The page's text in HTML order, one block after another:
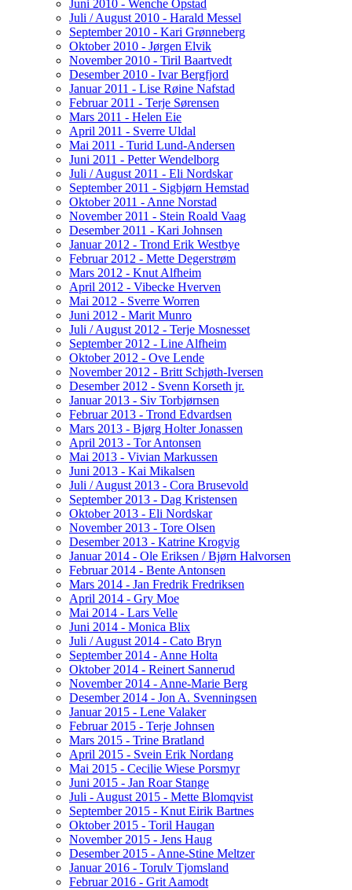
Juni 2010 - Wenche Opstad
Juli / August 2010 - Harald Messel
September 2010 - Kari Grønneberg
Oktober 2010 - Jørgen Elvik
November 2010 - Tiril Baartvedt
Desember 2010 - Ivar Bergfjord
Januar 2011 - Lise Røine Nafstad
Februar 2011 - Terje Sørensen
Mars 2011 - Helen Eie
April 2011 - Sverre Uldal
Mai 2011 - Turid Lund-Andersen
Juni 2011 - Petter Wendelborg
Juli / August 2011 - Eli Nordskar
September 2011 - Sigbjørn Hemstad
Oktober 2011 - Anne Norstad
November 2011 - Stein Roald Vaag
Desember 2011 - Kari Johnsen
Januar 2012 - Trond Erik Westbye
Februar 2012 - Mette Degerstrøm
Mars 2012 - Knut Alfheim
April 2012 - Vibecke Hverven
Mai 2012 - Sverre Worren
Juni 2012 - Marit Munro
Juli / August 2012 - Terje Mosnesset
September 2012 - Line Alfheim
Oktober 2012 - Ove Lende
November 2012 - Britt Schjøth-Iversen
Desember 2012 - Svenn Korseth jr.
Januar 2013 - Siv Torbjørnsen
Februar 2013 - Trond Edvardsen
Mars 2013 - Bjørg Holter Jonassen
April 2013 - Tor Antonsen
Mai 2013 - Vivian Markussen
Juni 2013 - Kai Mikalsen
Juli / August 2013 - Cora Brusevold
September 2013 - Dag Kristensen
Oktober 2013 - Eli Nordskar
November 2013 - Tore Olsen
Desember 2013 - Katrine Krogvig
Januar 2014 - Ole Eriksen / Bjørn Halvorsen
Februar 2014 - Bente Antonsen
Mars 2014 - Jan Fredrik Fredriksen
April 2014 - Gry Moe
Mai 2014 - Lars Velle
Juni 2014 - Monica Blix
Juli / August 2014 - Cato Bryn
September 2014 - Anne Holta
Oktober 2014 - Reinert Sannerud
November 2014 - Anne-Marie Berg
Desember 2014 - Jon A. Svenningsen
Januar 2015 - Lene Valaker
Februar 2015 - Terje Johnsen
Mars 2015 - Trine Bratland
April 2015 - Svein Erik Nordang
Mai 2015 - Cecilie Wiese Porsmyr
Juni 2015 - Jan Roar Stange
Juli - August 2015 - Mette Blomqvist
September 2015 - Knut Eirik Bartnes
Oktober 2015 - Toril Haugan
November 2015 - Jens Haug
Desember 2015 - Anne-Stine Meltzer
Januar 2016 - Torulv Tjomsland
Februar 2016 - Grit Aamodt